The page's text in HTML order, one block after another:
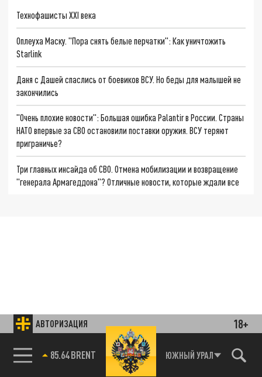
АВТОРИЗАЦИЯ 18+
85.64 BRENT ЮЖНЫЙ УРАЛ
Технофашисты XXI века
Оплеуха Маску. "Пора снять белые перчатки": Как уничтожить
Starlink
Даня с Дашей спаслись от боевиков ВСУ. Но беды для малышей не
закончились
"Очень плохие новости": Большая ошибка Palantir в России. Страны
НАТО впервые за СВО остановили поставки оружия. ВСУ теряют
приграничье?
Три главных инсайда об СВО. Отмена мобилизации и возвращение
"генерала Армагеддона"? Отличные новости, которые ждали все